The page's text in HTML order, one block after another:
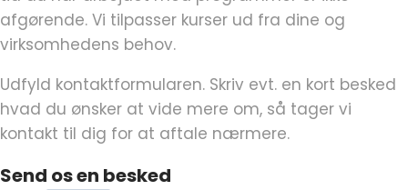
afgørende. Vi tilpasser kurser ud fra dine og
virksomhedens behov.
Udfyld kontaktformularen. Skriv evt. en kort besked
hvad du ønsker at vide mere om, så tager vi
kontakt til dig for at aftale nærmere.
Send os en besked